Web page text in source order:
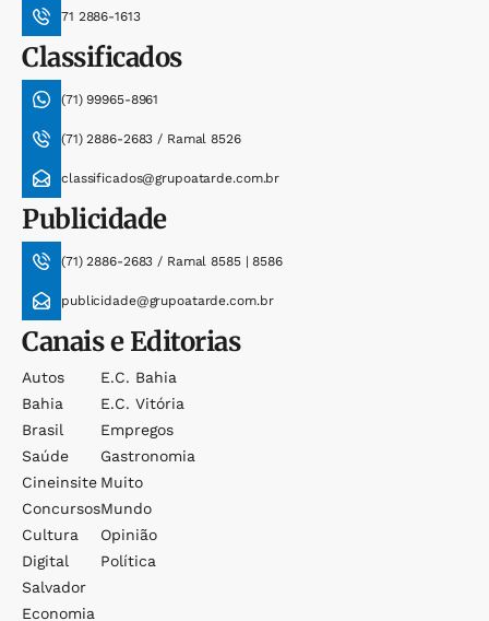
71 2886-1613
Classificados
(71) 99965-8961
(71) 2886-2683 / Ramal 8526
classificados@grupoatarde.com.br
Publicidade
(71) 2886-2683 / Ramal 8585 | 8586
publicidade@grupoatarde.com.br
Canais e Editorias
Autos
Bahia
Brasil
Saúde
Cineinsite
Concursos
Cultura
Digital
Salvador
Economia
E.c. Bahia
E.c. Vitória
Empregos
Gastronomia
Muito
Mundo
Opinião
Política